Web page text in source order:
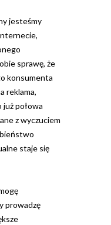
jesteśmy
sprawę, że
konsumenta
reklama,
połowa
z wyczuciem
staje się
prowadzę